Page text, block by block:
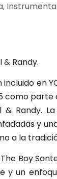
,
& Randy.
en YO
como
Randy.
y
a la
Boy
y un